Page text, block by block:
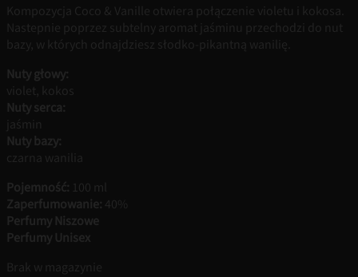
Kompozycja Coco & Vanille otwiera połączenie violetu i kokosa.
Nastepnie poprzez subtelny aromat jaśminu przechodzi do nut
bazy, w których odnajdziesz słodko-pikantną wanilię.
Nuty głowy:
violet, kokos
Nuty serca:
jaśmin
Nuty bazy:
czarna wanilia
Pojemność: 100 ml
Zaperfumowanie: 40%
Perfumy Niszowe
Perfumy Unisex
Brak w magazynie